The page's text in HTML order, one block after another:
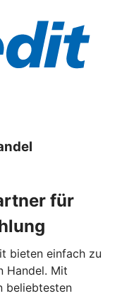
für
bieten einfach zu
Handel. Mit
beliebtesten